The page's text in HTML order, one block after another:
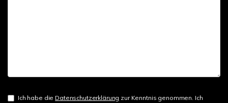
Ich habe die Datenschutzerklärung zur Kenntnis genommen. Ich